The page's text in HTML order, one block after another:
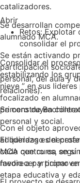
catalizadores.
Se desarrollan
alumnado MCA.
Se están activando
participación
personal, del aula y
relaciones).
Se construyen
personal y social.
El liderazgo del
cada centro es, en sí
favorecer y
Abrir
Retos:
consolidar el
Consolidar el
estabilizando los
nieve ” en sus
focalizado en
primero de
Con el objeto
adquiridas es
MCA que cursa
medio a participar
etapa educativa y